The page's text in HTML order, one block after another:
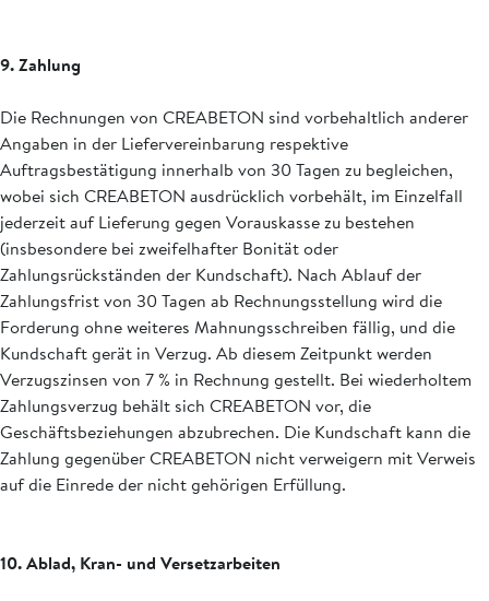
9. Zahlung
Die Rechnungen von CREABETON sind vorbehaltlich anderer
Angaben in der Liefervereinbarung respektive
Auftragsbestätigung innerhalb von 30 Tagen zu begleichen,
wobei sich CREABETON ausdrücklich vorbehält, im Einzelfall
jederzeit auf Lieferung gegen Vorauskasse zu bestehen
(insbesondere bei zweifelhafter Bonität oder
Zahlungsrückständen der Kundschaft). Nach Ablauf der
Zahlungsfrist von 30 Tagen ab Rechnungsstellung wird die
Forderung ohne weiteres Mahnungsschreiben fällig, und die
Kundschaft gerät in Verzug. Ab diesem Zeitpunkt werden
Verzugszinsen von 7 % in Rechnung gestellt. Bei wiederholtem
Zahlungsverzug behält sich CREABETON vor, die
Geschäftsbeziehungen abzubrechen. Die Kundschaft kann die
Zahlung gegenüber CREABETON nicht verweigern mit Verweis
auf die Einrede der nicht gehörigen Erfüllung.
10. Ablad, Kran- und Versetzarbeiten